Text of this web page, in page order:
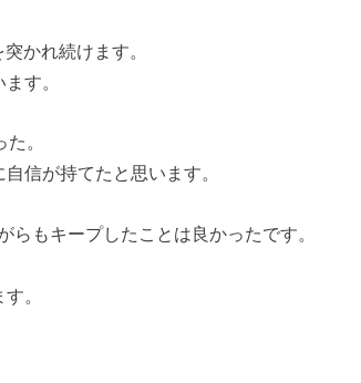
かれ続けます。
す。
。
信が持てたと思います。
もキープしたことは良かったです。
。